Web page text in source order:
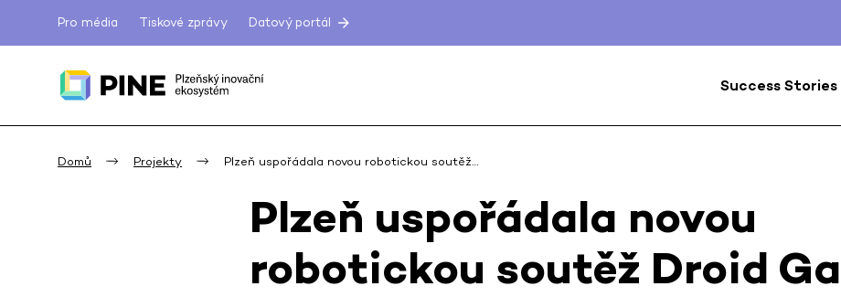
Pro média Tiskové zprávy Datový portál
Success Stories
Domů Projekty Plzeň uspořádala novou robotickou soutěž…
Plzeň uspořádala novou
robotickou soutěž Droid